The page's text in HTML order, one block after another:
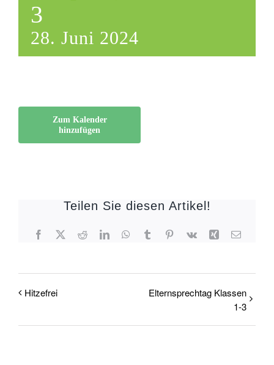
3
28. Juni 2024
Zum Kalender
hinzufügen
Teilen Sie diesen Artikel!
Facebook
X RedditLinkedInWhatsApp
TumblrPinterest
Vk Xing E-
Hitzefrei
Elternsprechtag Klassen
1-3